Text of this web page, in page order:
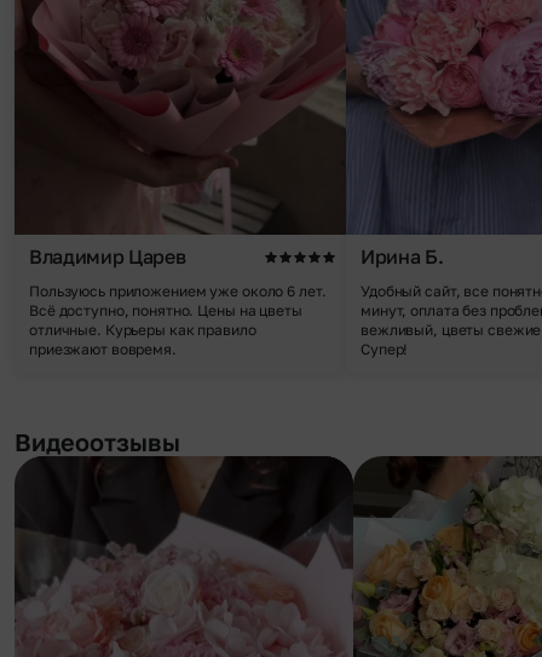
Владимир Царев
Пользуюсь приложением уже около 6 лет.
Всё доступно, понятно. Цены на цветы
отличные. Курьеры как правило
приезжают вовремя.
Ирина Б.
Удобный сайт, все
минут, оплата без
вежливый, цветы
Супер!
Видеоотзывы